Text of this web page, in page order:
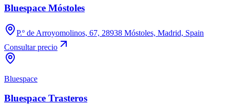
Bluespace Móstoles
P.º de Arroyomolinos, 67, 28938 Móstoles, Madrid, Spain
Consultar precio
Bluespace
Bluespace Trasteros